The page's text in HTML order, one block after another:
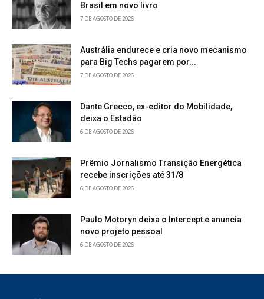
Brasil em novo livro
7 DE AGOSTO DE 2026
Austrália endurece e cria novo mecanismo
para Big Techs pagarem por...
7 DE AGOSTO DE 2026
Dante Grecco, ex-editor do Mobilidade,
deixa o Estadão
6 DE AGOSTO DE 2026
Prêmio Jornalismo Transição Energética
recebe inscrições até 31/8
6 DE AGOSTO DE 2026
Paulo Motoryn deixa o Intercept e anuncia
novo projeto pessoal
6 DE AGOSTO DE 2026